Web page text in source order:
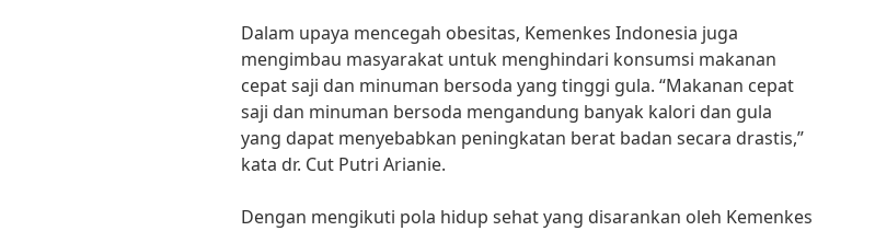
Dalam upaya mencegah obesitas, Kemenkes Indonesia juga
mengimbau masyarakat untuk menghindari konsumsi makanan
cepat saji dan minuman bersoda yang tinggi gula. “Makanan cepat
saji dan minuman bersoda mengandung banyak kalori dan gula
yang dapat menyebabkan peningkatan berat badan secara drastis,”
kata dr. Cut Putri Arianie.
Dengan mengikuti pola hidup sehat yang disarankan oleh Kemenkes